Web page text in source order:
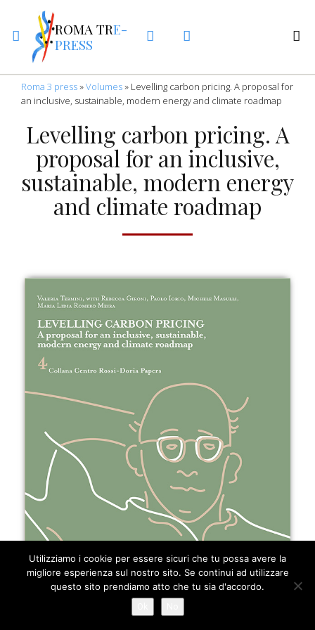
ROMA TRE-
PRESS
Roma 3 press»Volumes» Levelling carbon pricing. A proposal for
an inclusive, sustainable, modern energy and climate roadmap
Levelling carbon pricing. A
proposal for an inclusive,
sustainable, modern energy
and climate roadmap
Utilizziamo i cookie per essere sicuri che tu possa avere la
migliore esperienza sul nostro sito. Se continui ad utilizzare
questo sito prendiamo atto che tu sia d'accordo.